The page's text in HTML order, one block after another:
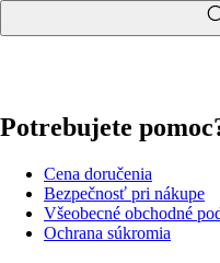
Potrebujete
Cena doručenia
Bezpečnosť pri nákupe
Všeobecné obchodné
Ochrana súkromia